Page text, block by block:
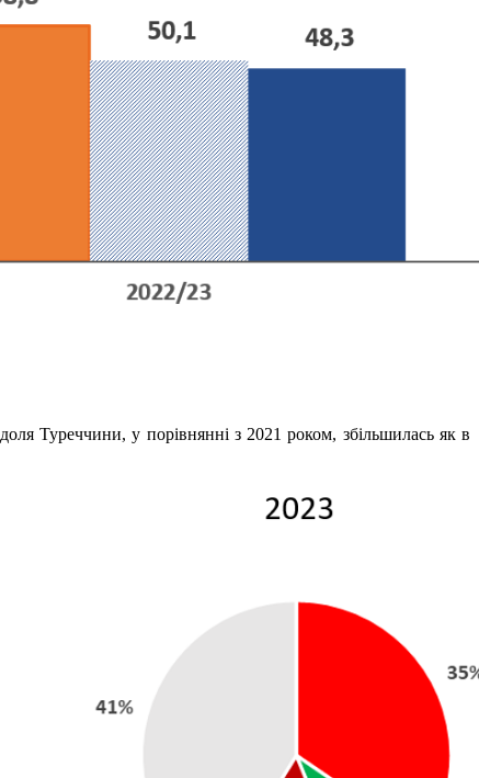
Туреччини, у порівнянні з 2021 роком, збільшилась як в